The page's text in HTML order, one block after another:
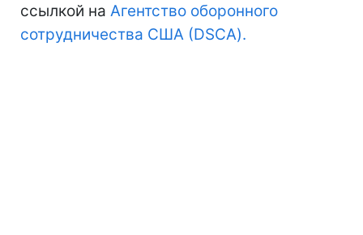
ссылкой на Агентство оборонного
сотрудничества США (DSCA).